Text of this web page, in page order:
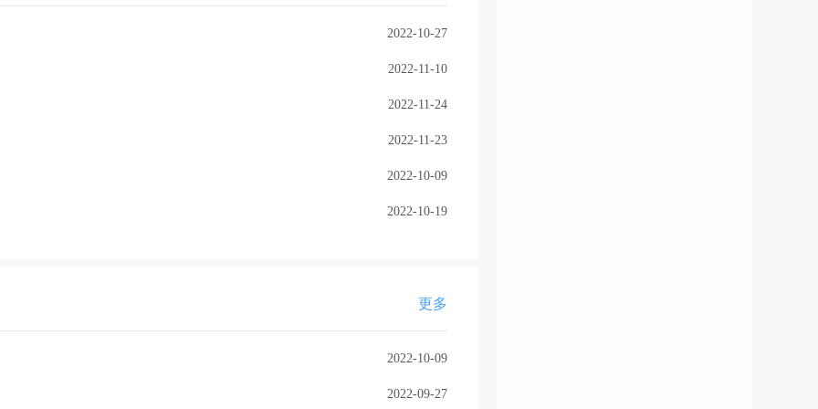
2022-10-27
2022-11-10
2022-11-24
2022-11-23
2022-10-09
2022-10-19
更多
2022-10-09
2022-09-27